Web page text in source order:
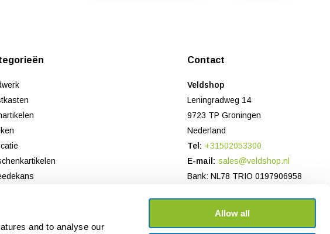
and to analyse our
Allow all
Contact
Veldshop
Leningradweg 14
9723 TP Groningen
Nederland
Tel: +31502053300
E-mail: sales@veldshop.nl
Bank: NL78 TRIO 0197906958